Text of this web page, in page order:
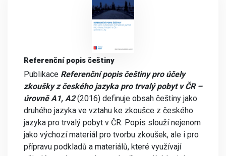
Referenční popis češtiny
Publikace Referenční popis češtiny pro účely
zkoušky z českého jazyka pro trvalý pobyt v ČR –
úrovně A1, A2 (2016) definuje obsah češtiny jako
druhého jazyka ve vztahu ke zkoušce z českého
jazyka pro trvalý pobyt v ČR. Popis slouží nejenom
jako výchozí materiál pro tvorbu zkoušek, ale i pro
přípravu podkladů a materiálů, které využívají